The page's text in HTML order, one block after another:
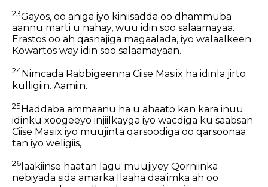
23Gayos, oo aniga iyo kiniisadda oo dhammuba
aannu marti u nahay, wuu idin soo salaamayaa.
Erastos oo ah qasnajiga magaalada, iyo walaalkeen
Kowartos way idin soo salaamayaan.
24Nimcada Rabbigeenna Ciise Masiix ha idinla jirto
kulligiin. Aamiin.
25Haddaba ammaanu ha u ahaato kan kara inuu
idinku xoogeeyo injiilkayga iyo wacdiga ku saabsan
Ciise Masiix iyo muujinta qarsoodiga oo qarsoonaa
tan iyo weligiis,
26 laakiinse haatan lagu muujiyey Qorniinka
nebiyada sida amarka Ilaaha daa'imka ah oo